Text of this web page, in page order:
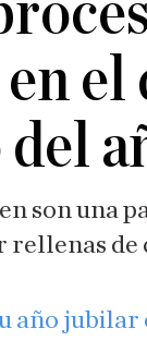
el
son una
rellenas
año